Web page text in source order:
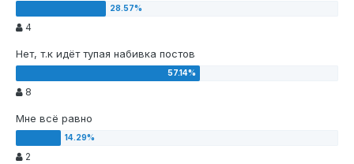
4
Нет, т.к идёт тупая набивка постов
8
Мне всё равно
2